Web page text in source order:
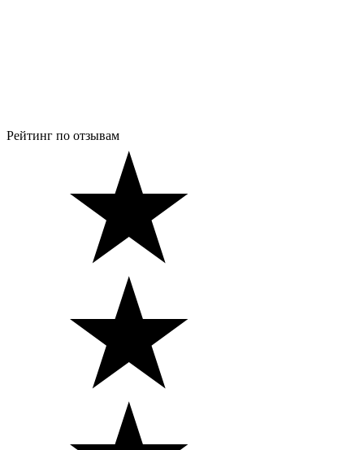
Рейтинг по отзывам